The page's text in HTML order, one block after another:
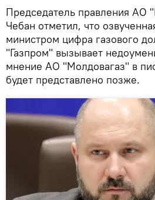
Председатель правления АО
Чебан отметил, что
министром цифра газового
"Газпром" вызывает
мнение АО "Молдовагаз" в
будет представлено позже.